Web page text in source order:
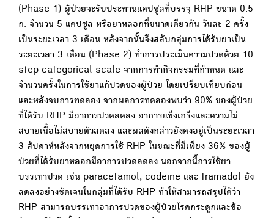
(Phase 1) ผู้ป่วยจะรับประทานแคปซูลที่บรรจุ RHP ขนาด 0.5
ก. จำนวน 5 แคปซูล หรือยาหลอกที่ขนาดเดียวกัน วันละ 2 ครั้ง
เป็นระยะเวลา 3 เดือน หลังจากนั้นจึงสลับกลุ่มการได้รับยาเป็น
ระยะเวลา 3 เดือน (Phase 2) ทำการประเมินความปวดด้วย 10
step categorical scale จากการทำกิจกรรมที่กำหนด และ
จำนวนครั้งในการใช้ยาแก้ปวดของผู้ป่วย โดยเปรียบเทียบก่อน
และหลังจบการทดลอง จากผลการทดลองพบว่า 90% ของผู้ป่วย
ที่ได้รับ RHP มีอาการปวดลดลง อาการแข็งเกร็งและความไม่
สบายเนื้อไม่สบายตัวลดลง และผลดังกล่าวยังคงอยู่เป็นระยะเวลา
3 สัปดาห์หลังจากหยุดการใช้ RHP ในขณะที่มีเพียง 36% ของผู้
ป่วยที่ได้รับยาหลอกมีอาการปวดลดลง นอกจากนี้การใช้ยา
บรรเทาปวด เช่น paracetamol, codeine และ tramadol ยัง
ลดลงอย่างชัดเจนในกลุ่มที่ได้รับ RHP ทำให้สามารถสรุปได้ว่า
RHP สามารถบรรเทาอาการปวดของผู้ป่วยโรคกระดูกและข้อ